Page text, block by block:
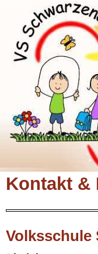
Kontakt &
Volksschule